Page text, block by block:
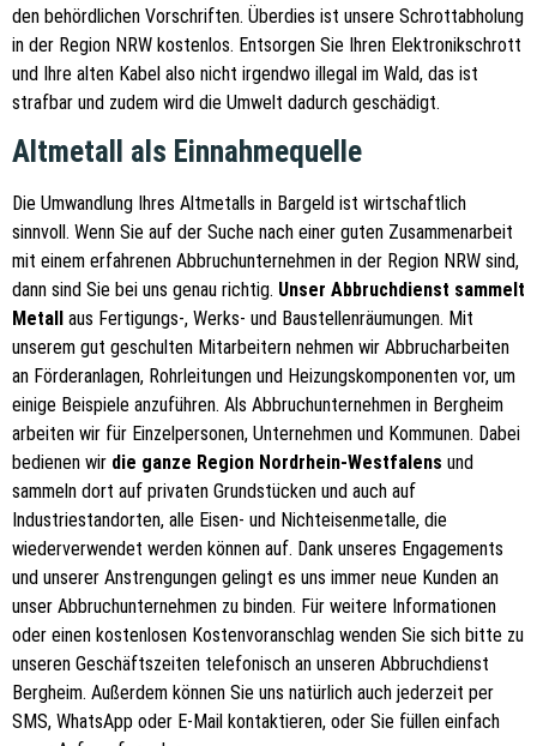
den behördlichen Vorschriften. Überdies ist unsere Schrottabholung
in der Region NRW kostenlos. Entsorgen Sie Ihren Elektronikschrott
und Ihre alten Kabel also nicht irgendwo illegal im Wald, das ist
strafbar und zudem wird die Umwelt dadurch geschädigt.
Altmetall als Einnahmequelle
Die Umwandlung Ihres Altmetalls in Bargeld ist wirtschaftlich
sinnvoll. Wenn Sie auf der Suche nach einer guten Zusammenarbeit
mit einem erfahrenen Abbruchunternehmen in der Region NRW sind,
dann sind Sie bei uns genau richtig. Unser Abbruchdienst sammelt
Metall
aus Fertigungs-, Werks- und Baustellenräumungen. Mit
unserem gut geschulten Mitarbeitern nehmen wir Abbrucharbeiten
an Förderanlagen, Rohrleitungen und Heizungskomponenten vor, um
einige Beispiele anzuführen. Als Abbruchunternehmen in Bergheim
arbeiten wir für Einzelpersonen, Unternehmen und Kommunen. Dabei
bedienen wir die ganze Region Nordrhein-Westfalens und
sammeln dort auf privaten Grundstücken und auch auf
Industriestandorten, alle Eisen- und Nichteisenmetalle, die
wiederverwendet werden können auf. Dank unseres Engagements
und unserer Anstrengungen gelingt es uns immer neue Kunden an
unser Abbruchunternehmen zu binden. Für weitere Informationen
oder einen kostenlosen Kostenvoranschlag wenden Sie sich bitte zu
unseren Geschäftszeiten telefonisch an unseren Abbruchdienst
Bergheim. Außerdem können Sie uns natürlich auch jederzeit per
SMS, WhatsApp oder E-Mail kontaktieren, oder Sie füllen einfach